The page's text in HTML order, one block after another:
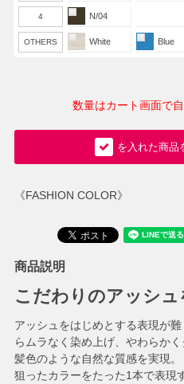
《FASHION COLOR》
4 N/04
OTHERS White Blue
数量はカート画面で
を入れた商品
商品説明
こだわりのアッシュ
アッシュをはじめとする表現が
らムラなく染め上げ、やわらか
髪色のような自然な質感を実現。
狙ったカラーをたった1本で表現